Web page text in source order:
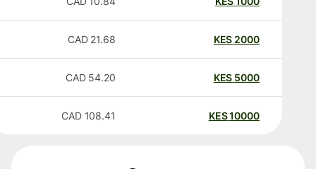
2000
KES
21.68
CAD
5000
KES
54.20
CAD
10000
KES
108.41
CAD